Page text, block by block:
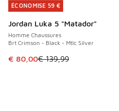
ÉCONOMISE 59 €
Jordan Luka 5 "Matador"
Homme Chaussures
Brt Crimson - Black - Mtlc Silver
Cet article est en promotion.
€ 80,00€ 139,99
ÉCONOMISE 59 €